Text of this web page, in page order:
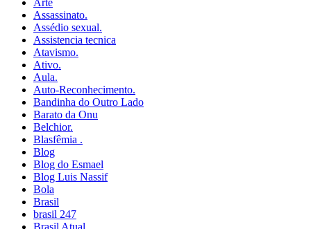
Assassinato.
Assédio sexual.
Assistencia tecnica
Atavismo.
Ativo.
Aula.
Auto-Reconhecimento.
Bandinha do Outro Lado
Barato da Onu
Belchior.
Blasfêmia .
Blog
Blog do Esmael
Blog Luis Nassif
Bola
Brasil
brasil 247
Brasil Atual